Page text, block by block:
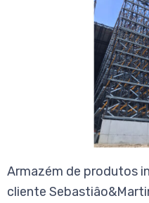
Armazém de produtos
cliente